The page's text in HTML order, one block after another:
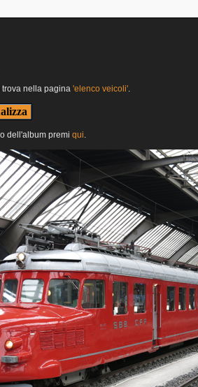
nella pagina 'elenco veicoli'.
dell'album premi qui.